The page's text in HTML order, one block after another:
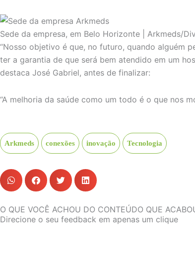
Sede da empresa, em Belo Horizonte | Arkmeds/
“Nosso objetivo é que, no futuro, quando alguém
ter a garantia de que será bem atendido em um
destaca José Gabriel, antes de finalizar:
“A melhoria da saúde como um todo é o que nos
Arkmeds conexões inovação Tecnologia
O QUE VOCÊ ACHOU DO CONTEÚDO QUE
Direcione o seu feedback em apenas um clique